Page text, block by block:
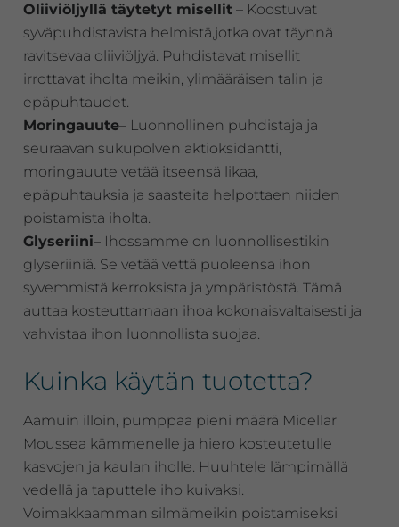
Oliiviöljyllä täytetyt misellit– Koostuvat
syväpuhdistavista helmistä,jotka ovat täynnä
ravitsevaa oliiviöljyä. Puhdistavat misellit
irrottavat iholta meikin, ylimääräisen talin ja
epäpuhtaudet.
Moringauute– Luonnollinen puhdistaja ja
seuraavan sukupolven aktioksidantti,
moringauute vetää itseensä likaa,
epäpuhtauksia ja saasteita helpottaen niiden
poistamista iholta.
Glyseriini– Ihossamme on luonnollisestikin
glyseriiniä. Se vetää vettä puoleensa ihon
syvemmistä kerroksista ja ympäristöstä. Tämä
auttaa kosteuttamaan ihoa kokonaisvaltaisesti ja
vahvistaa ihon luonnollista suojaa.
Kuinka käytän tuotetta?
Aamuin illoin, pumppaa pieni määrä Micellar
Moussea kämmenelle ja hiero kosteutetulle
kasvojen ja kaulan iholle. Huuhtele lämpimällä
vedellä ja taputtele iho kuivaksi.
Voimakkaamman silmämeikin poistamiseksi